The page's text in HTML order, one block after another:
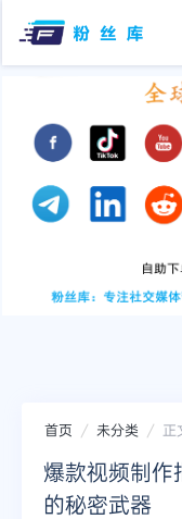
首页 未分类 正
爆款视频制
的秘密武器